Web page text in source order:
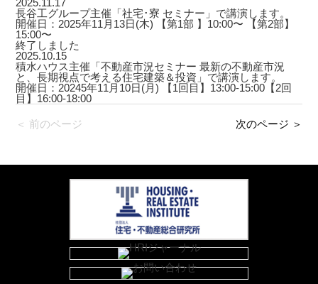
2025.11.17
長谷工グループ主催「社宅･寮 セミナー」で講演します。
開催日：2025年11月13日(木) 【第1部 】10:00〜 【第2部】
15:00〜
終了しました
2025.10.15
積水ハウス主催「不動産市況セミナー 最新の不動産市況
と、長期視点で考える住宅建築＆投資」で講演します。
開催日：20245年11月10日(月) 【1回目】13:00-15:00【2回
目】16:00-18:00
＜ 前のページ 次のページ ＞